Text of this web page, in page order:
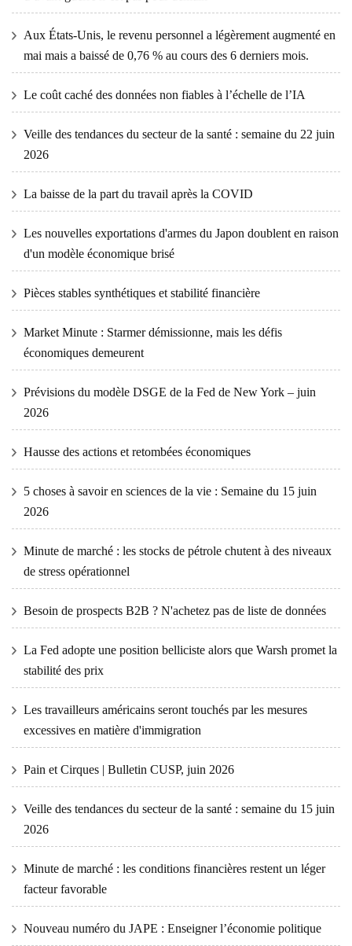
Aux États-Unis, le revenu personnel a légèrement augmenté en
mai mais a baissé de 0,76 % au cours des 6 derniers mois.
Le coût caché des données non fiables à l’échelle de l’IA
Veille des tendances du secteur de la santé : semaine du 22 juin
2026
La baisse de la part du travail après la COVID
Les nouvelles exportations d'armes du Japon doublent en raison
d'un modèle économique brisé
Pièces stables synthétiques et stabilité financière
Market Minute : Starmer démissionne, mais les défis
économiques demeurent
Prévisions du modèle DSGE de la Fed de New York – juin
2026
Hausse des actions et retombées économiques
5 choses à savoir en sciences de la vie : Semaine du 15 juin
2026
Minute de marché : les stocks de pétrole chutent à des niveaux
de stress opérationnel
Besoin de prospects B2B ? N'achetez pas de liste de données
La Fed adopte une position belliciste alors que Warsh promet la
stabilité des prix
Les travailleurs américains seront touchés par les mesures
excessives en matière d'immigration
Pain et Cirques | Bulletin CUSP, juin 2026
Veille des tendances du secteur de la santé : semaine du 15 juin
2026
Minute de marché : les conditions financières restent un léger
facteur favorable
Nouveau numéro du JAPE : Enseigner l’économie politique